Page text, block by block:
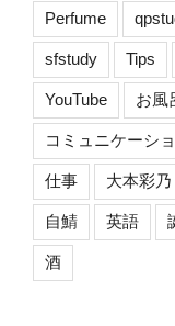
Perfume
sfstudy Tips
YouTube お風
コミュニケーシ
仕事 大本彩乃
自鯖 英語
酒